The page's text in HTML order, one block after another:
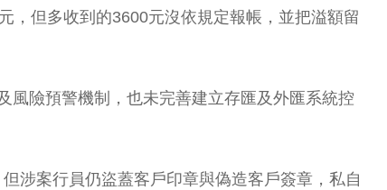
，但多收到的3600元沒依規定報帳，並把溢額留
風險預警機制，也未完善建立存匯及外匯系統控
涉案行員仍盜蓋客戶印章與偽造客戶簽章，私自